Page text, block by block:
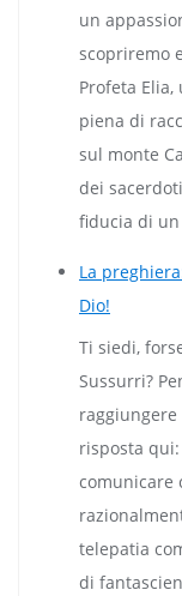
un
scopriremo
Profeta
piena di
sul monte
dei
fiducia di
La
Dio!
Ti siedi,
Sussurri?
raggiungere
risposta qui:
comunicare
telepatia
di